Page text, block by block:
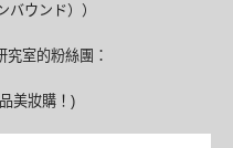
バウンド））
室的粉絲團：
美妝購！)